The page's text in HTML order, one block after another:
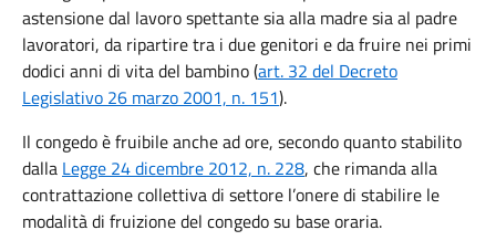
astensione dal lavoro spettante sia alla madre sia al padre
lavoratori, da ripartire tra i due genitori e da fruire nei primi
dodici anni di vita del bambino (art. 32 del Decreto
Legislativo 26 marzo 2001, n. 151).
Il congedo è fruibile anche ad ore, secondo quanto stabilito
dalla Legge 24 dicembre 2012, n. 228, che rimanda alla
contrattazione collettiva di settore l’onere di stabilire le
modalità di fruizione del congedo su base oraria.